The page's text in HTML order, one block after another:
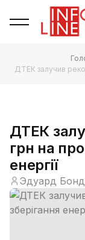
ДТЕК залучив
ДТЕК
грн на
енергії
Эдуард